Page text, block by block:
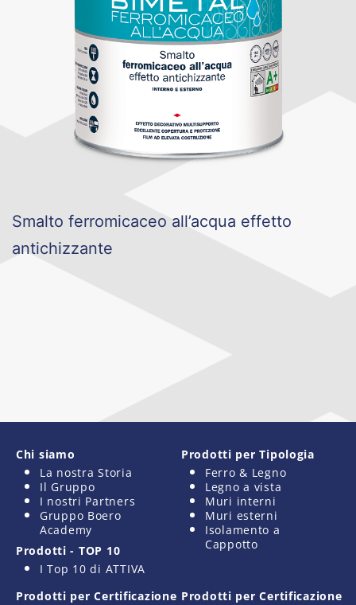
Smalto ferromicaceo all’acqua effetto
antichizzante
Chi siamo
La nostra Storia
Il Gruppo
I nostri Partners
Gruppo Boero
Academy
Prodotti - TOP 10
I Top 10 di ATTIVA
Prodotti per Tipologia
Ferro & Legno
Legno a vista
Muri interni
Muri esterni
Isolamento a
Cappotto
Prodotti per Certificazione Prodotti per Certificazione